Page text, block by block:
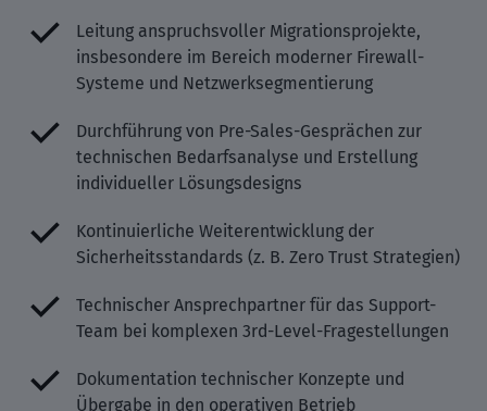
Leitung anspruchsvoller Migrationsprojekte,
insbesondere im Bereich moderner Firewall-
Systeme und Netzwerksegmentierung
Durchführung von Pre-Sales-Gesprächen zur
technischen Bedarfsanalyse und Erstellung
individueller Lösungsdesigns
Kontinuierliche Weiterentwicklung der
Sicherheitsstandards (z. B. Zero Trust Strategien)
Technischer Ansprechpartner für das Support-
Team bei komplexen 3rd-Level-Fragestellungen
Dokumentation technischer Konzepte und
Übergabe in den operativen Betrieb